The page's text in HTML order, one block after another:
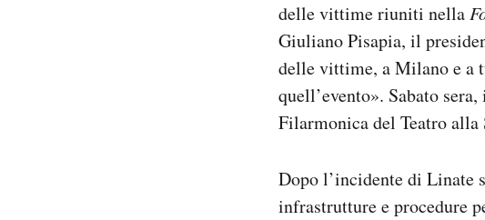
delle vittime riuniti nella
Giuliano Pisapia, il
delle vittime, a Milano e a
quell’evento». Sabato
Filarmonica del Teatro alla
Dopo l’incidente di Linate
infrastrutture e procedure